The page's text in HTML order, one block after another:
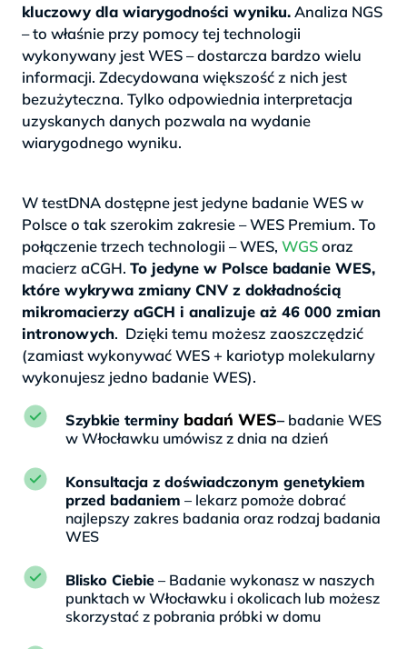
kluczowy dla wiarygodności wyniku.Analiza NGS
– to właśnie przy pomocy tej technologii
wykonywany jest WES – dostarcza bardzo wielu
informacji. Zdecydowana większość z nich jest
bezużyteczna. Tylko odpowiednia interpretacja
uzyskanych danych pozwala na wydanie
wiarygodnego wyniku.
W testDNA dostępne jest jedyne badanie WES w
Polsce o tak szerokim zakresie – WES Premium. To
połączenie trzech technologii – WES, WGSoraz
macierz aCGH. To jedyne w Polsce badanie WES,
które wykrywa zmiany CNV z dokładnością
mikromacierzy aGCH i analizuje aż 46 000 zmian
intronowych. Dzięki temu możesz zaoszczędzić
(zamiast wykonywać WES + kariotyp molekularny
wykonujesz jedno badanie WES).
Szybkie terminy badań WES– badanie WES
w Włocławku umówisz z dnia na dzień
Konsultacja z doświadczonym genetykiem
przed badaniem – lekarz pomoże dobrać
najlepszy zakres badania oraz rodzaj badania
WES
Blisko Ciebie – Badanie wykonasz w naszych
punktach w Włocławku i okolicach lub możesz
skorzystać z pobrania próbki w domu